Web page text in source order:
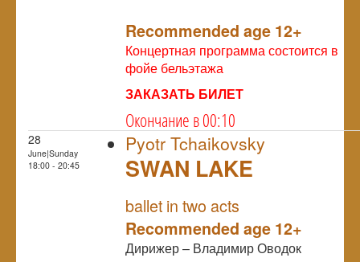
Recommended age 12+
Концертная программа состоится в
фойе бельэтажа
ЗАКАЗАТЬ БИЛЕТ
Окончание в 00:10
28
June|Sunday
18:00 - 20:45
Pyotr Tchaikovsky
SWAN LAKE
ballet in two acts
Recommended age 12+
Дирижер – Владимир Оводок